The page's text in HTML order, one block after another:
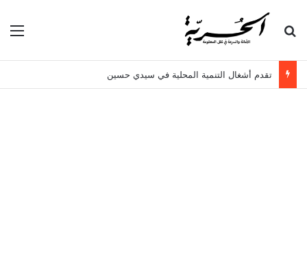
بحث عن
تقدم أشغال التنمية المحلية في سيدي حسين